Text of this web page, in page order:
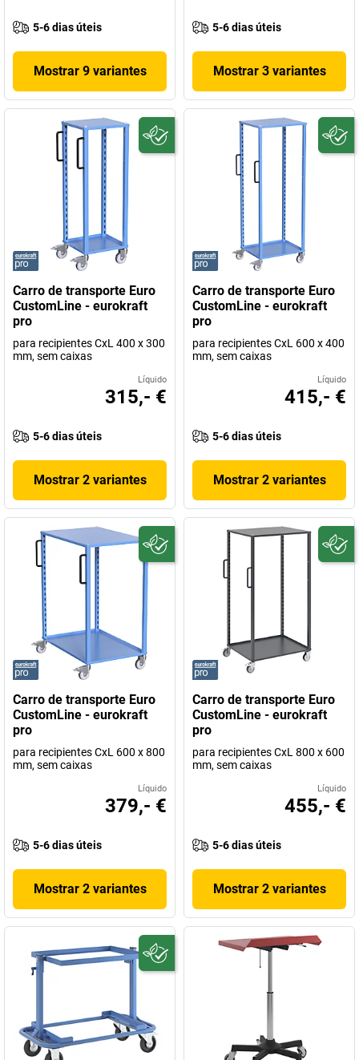
5-6 dias úteis
Mostrar 9 variantes
5-6 dias úteis
Mostrar 3 variantes
Carro de transporte Euro
CustomLine - eurokraft
pro
para recipientes CxL 400 x 300
mm, sem caixas
Líquido
315,- €
5-6 dias úteis
Mostrar 2 variantes
Carro de transporte Euro
CustomLine - eurokraft
pro
para recipientes CxL 600 x 400
mm, sem caixas
Líquido
415,- €
5-6 dias úteis
Mostrar 2 variantes
Carro de transporte Euro
CustomLine - eurokraft
pro
para recipientes CxL 600 x 800
mm, sem caixas
Líquido
379,- €
5-6 dias úteis
Mostrar 2 variantes
Carro de transporte Euro
CustomLine - eurokraft
pro
para recipientes CxL 800 x 600
mm, sem caixas
Líquido
455,- €
5-6 dias úteis
Mostrar 2 variantes